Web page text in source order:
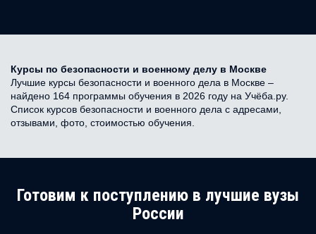
Курсы по безопасности и военному делу в Москве
Лучшие курсы безопасности и военного дела в Москве –
найдено 164 программы обучения в 2026 году на Учёба.ру.
Список курсов безопасности и военного дела с адресами,
отзывами, фото, стоимостью обучения.
Готовим к поступлению в лучшие вузы
России